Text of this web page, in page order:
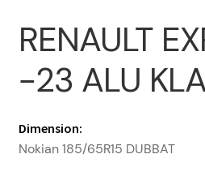
RENAULT
-23 ALU
Dimension:
Nokian 185/65R15 DUBBAT